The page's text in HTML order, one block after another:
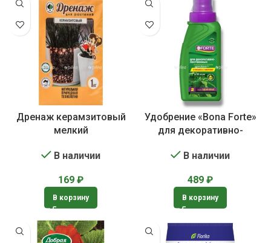
Дренаж керамзитовый
мелкий
В наличии
169 ₽
В корзину
Удобрение «Bona Forte»
для декоративно-
В наличии
489 ₽
В корзину